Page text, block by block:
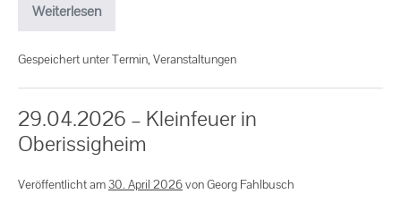
Weiterlesen
Gespeichert unterTermin Veranstaltungen
29.04.2026 – Kleinfeuer in
Oberissigheim
Veröffentlicht am 30. April 2026vonGeorg Fahlbusch